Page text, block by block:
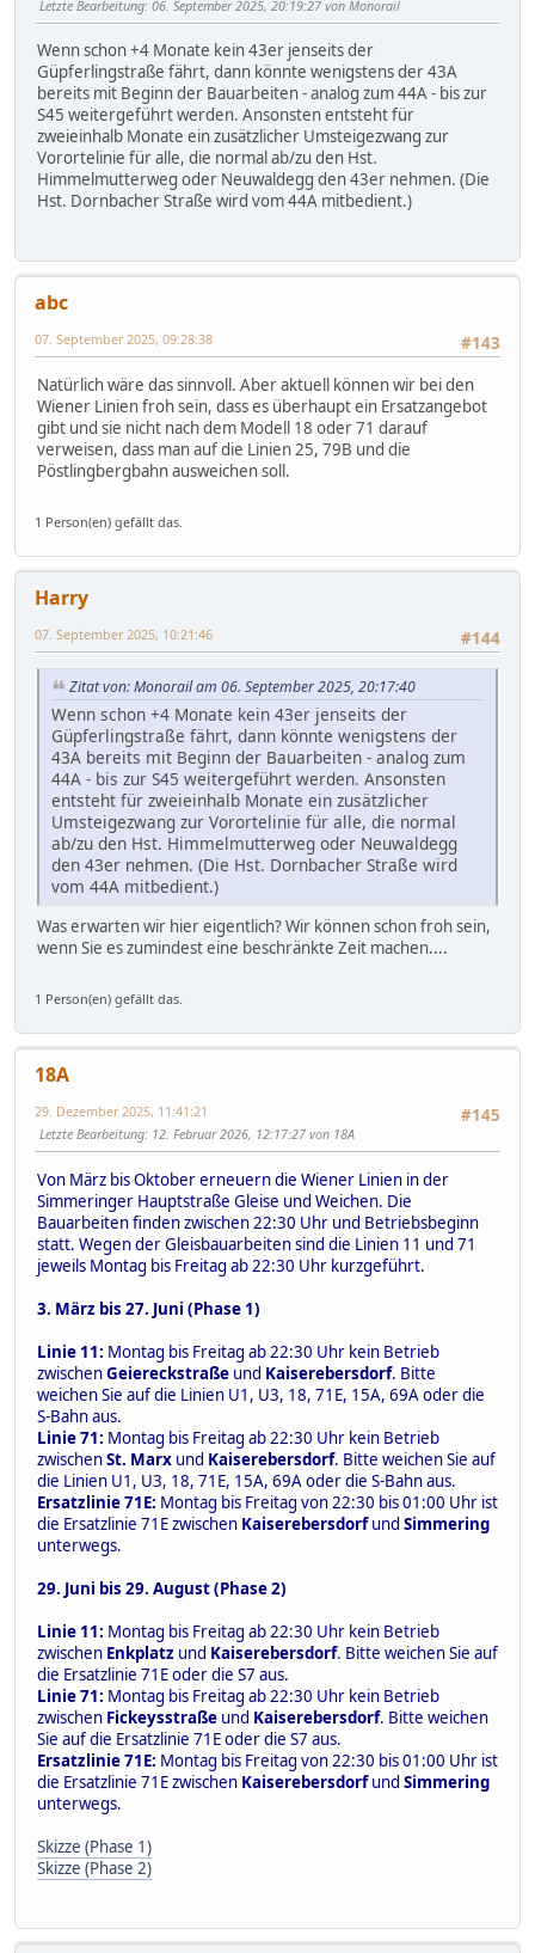
Letzte Bearbeitung: 06. September 2025, 20:19:27 von Monorail
Wenn schon +4 Monate kein 43er jenseits der
Güpferlingstraße fährt, dann könnte wenigstens der 43A
bereits mit Beginn der Bauarbeiten - analog zum 44A - bis zur
S45 weitergeführt werden. Ansonsten entsteht für
zweieinhalb Monate ein zusätzlicher Umsteigezwang zur
Vorortelinie für alle, die normal ab/zu den Hst.
Himmelmutterweg oder Neuwaldegg den 43er nehmen. (Die
Hst. Dornbacher Straße wird vom 44A mitbedient.)
abc
#143
07. September 2025, 09:28:38
Natürlich wäre das sinnvoll. Aber aktuell können wir bei den
Wiener Linien froh sein, dass es überhaupt ein Ersatzangebot
gibt und sie nicht nach dem Modell 18 oder 71 darauf
verweisen, dass man auf die Linien 25, 79B und die
Pöstlingbergbahn ausweichen soll.
1 Person(en) gefällt das.
Harry
#144
07. September 2025, 10:21:46
Zitat von: Monorail am 06. September 2025, 20:17:40
Wenn schon +4 Monate kein 43er jenseits der
Güpferlingstraße fährt, dann könnte wenigstens der
43A bereits mit Beginn der Bauarbeiten - analog zum
44A - bis zur S45 weitergeführt werden. Ansonsten
entsteht für zweieinhalb Monate ein zusätzlicher
Umsteigezwang zur Vorortelinie für alle, die normal
ab/zu den Hst. Himmelmutterweg oder Neuwaldegg
den 43er nehmen. (Die Hst. Dornbacher Straße wird
vom 44A mitbedient.)
Was erwarten wir hier eigentlich? Wir können schon froh sein,
wenn Sie es zumindest eine beschränkte Zeit machen....
1 Person(en) gefällt das.
18A
#145
29. Dezember 2025, 11:41:21
Letzte Bearbeitung: 12. Februar 2026, 12:17:27 von 18A
Von März bis Oktober erneuern die Wiener Linien in der
Simmeringer Hauptstraße Gleise und Weichen. Die
Bauarbeiten finden zwischen 22:30 Uhr und Betriebsbeginn
statt. Wegen der Gleisbauarbeiten sind die Linien 11 und 71
jeweils Montag bis Freitag ab 22:30 Uhr kurzgeführt.
3. März bis 27. Juni (Phase 1)
Linie 11: Montag bis Freitag ab 22:30 Uhr kein Betrieb
zwischenGeiereckstraße und Kaiserebersdorf. Bitte
weichen Sie auf die Linien U1, U3, 18, 71E, 15A, 69A oder die
S-Bahn aus.
Linie 71: Montag bis Freitag ab 22:30 Uhr kein Betrieb
zwischenSt. Marx und Kaiserebersdorf. Bitte weichen Sie auf
die Linien U1, U3, 18, 71E, 15A, 69A oder die S-Bahn aus.
Ersatzlinie 71E: Montag bis Freitag von 22:30 bis 01:00 Uhr ist
die Ersatzlinie 71E zwischen Kaiserebersdorfund Simmering
unterwegs.
29. Juni bis 29. August (Phase 2)
Linie 11: Montag bis Freitag ab 22:30 Uhr kein Betrieb
zwischen Enkplatz und Kaiserebersdorf. Bitte weichen Sie auf
die Ersatzlinie 71E oder die S7 aus.
Linie 71: Montag bis Freitag ab 22:30 Uhr kein Betrieb
zwischen Fickeysstraße und Kaiserebersdorf. Bitte weichen
Sie auf die Ersatzlinie 71E oder die S7 aus.
Ersatzlinie 71E: Montag bis Freitag von 22:30 bis 01:00 Uhr ist
die Ersatzlinie 71E zwischen Kaiserebersdorfund Simmering
unterwegs.
Skizze (Phase 1)
Skizze (Phase 2)